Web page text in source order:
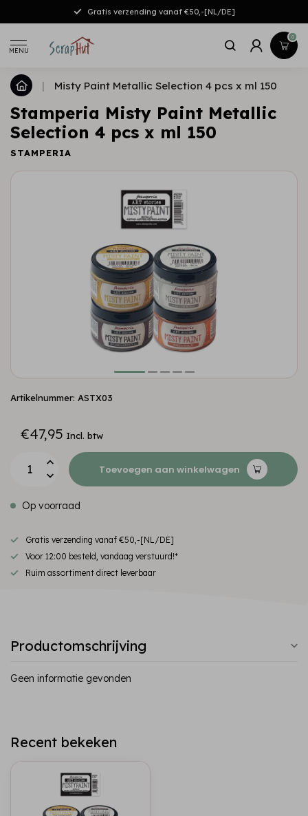
Gratis verzending vanaf €50,-[NL/DE]
MENU
0
| Misty Paint Metallic Selection 4 pcs x ml 150
Stamperia Misty Paint Metallic
Selection 4 pcs x ml 150
STAMPERIA
Artikelnummer: ASTX03
€47,95 Incl. btw
Toevoegen aan winkelwagen
Op voorraad
Gratis verzending vanaf €50,-[NL/DE]
Voor 12:00 besteld, vandaag verstuurd!*
Ruim assortiment direct leverbaar
Productomschrijving
Geen informatie gevonden
Recent bekeken